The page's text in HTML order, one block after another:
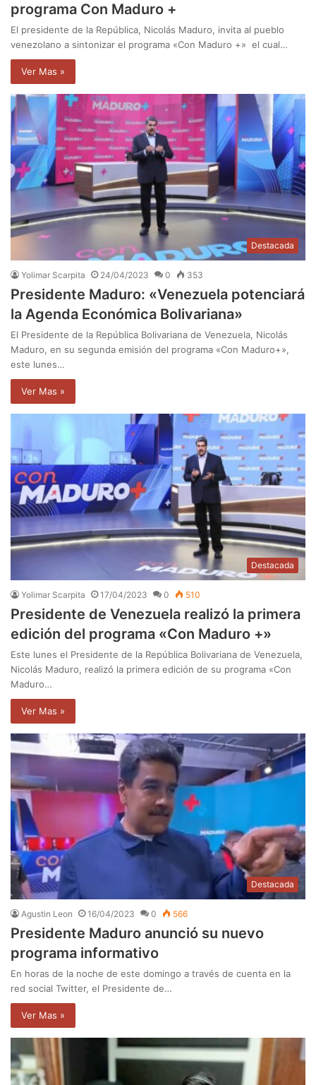
programa Con Maduro +
El presidente de la República, Nicolás Maduro, invita al pueblo
venezolano a sintonizar el programa «Con Maduro +» el cual…
Ver Mas »
Destacada
Yolimar Scarpita 24/04/2023 0 353
Presidente Maduro: «Venezuela potenciará
la Agenda Económica Bolivariana»
El Presidente de la República Bolivariana de Venezuela, Nicolás
Maduro, en su segunda emisión del programa «Con Maduro+»,
este lunes…
Ver Mas »
Destacada
Yolimar Scarpita 17/04/2023 0 510
Presidente de Venezuela realizó la primera
edición del programa «Con Maduro +»
Este lunes el Presidente de la República Bolivariana de Venezuela,
Nicolás Maduro, realizó la primera edición de su programa «Con
Maduro…
Ver Mas »
Destacada
Agustin Leon 16/04/2023 0 566
Presidente Maduro anunció su nuevo
programa informativo
En horas de la noche de este domingo a través de cuenta en la
red social Twitter, el Presidente de…
Ver Mas »